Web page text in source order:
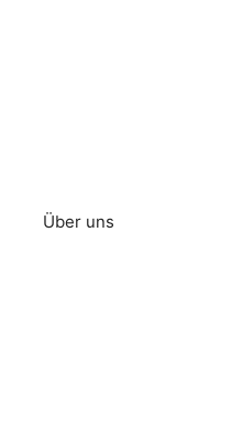
Über uns